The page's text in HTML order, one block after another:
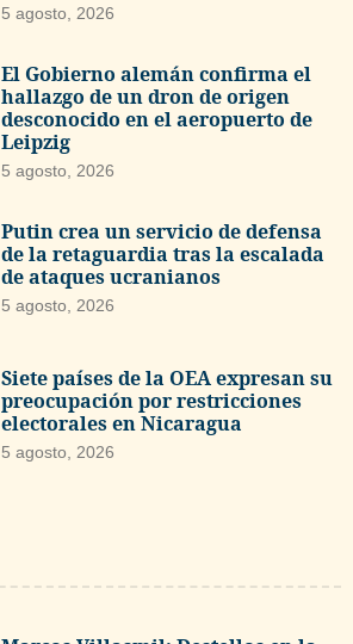
5 agosto, 2026
El Gobierno alemán confirma el
hallazgo de un dron de origen
desconocido en el aeropuerto de
Leipzig
5 agosto, 2026
Putin crea un servicio de defensa
de la retaguardia tras la escalada
de ataques ucranianos
5 agosto, 2026
Siete países de la OEA expresan su
preocupación por restricciones
electorales en Nicaragua
5 agosto, 2026